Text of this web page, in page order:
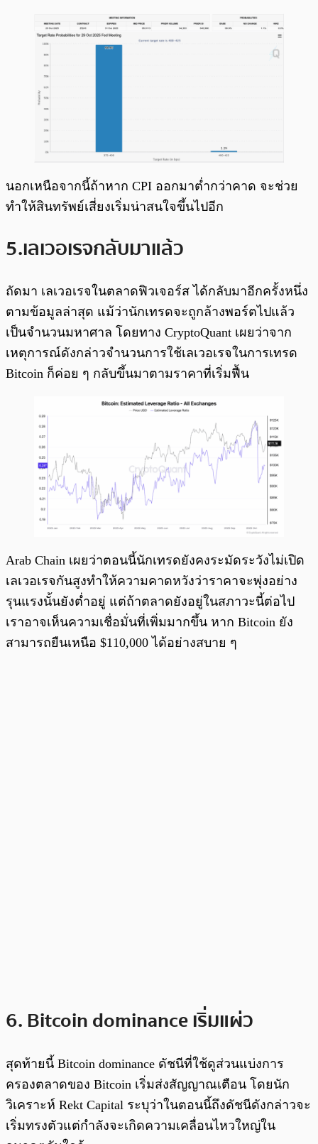
นอกเหนือจากนี้ถ้าหาก CPI ออกมาต่ำกว่าคาด จะช่วย
ทำให้สินทรัพย์เสี่ยงเริ่มน่าสนใจขึ้นไปอีก
5.เลเวอเรจกลับมาแล้ว
ถัดมา เลเวอเรจในตลาดฟิวเจอร์ส ได้กลับมาอีกครั้งหนึ่ง
ตามข้อมูลล่าสุด แม้ว่านักเทรดจะถูกล้างพอร์ตไปแล้ว
เป็นจำนวนมหาศาล โดยทาง CryptoQuant เผยว่าจาก
เหตุการณ์ดังกล่าวจำนวนการใช้เลเวอเรจในการเทรด
Bitcoin ก็ค่อย ๆ กลับขึ้นมาตามราคาที่เริ่มฟื้น
Arab Chain เผยว่าตอนนี้นักเทรดยังคงระมัดระวังไม่เปิด
เลเวอเรจกันสูงทำให้ความคาดหวังว่าราคาจะพุ่งอย่าง
รุนแรงนั้นยังต่ำอยู่ แต่ถ้าตลาดยังอยู่ในสภาวะนี้ต่อไป
เราอาจเห็นความเชื่อมั่นที่เพิ่มมากขึ้น หาก Bitcoin ยัง
สามารถยืนเหนือ $110,000 ได้อย่างสบาย ๆ
6. Bitcoin dominance เริ่มแผ่ว
สุดท้ายนี้ Bitcoin dominance ดัชนีที่ใช้ดูส่วนแบ่งการ
ครองตลาดของ Bitcoin เริ่มส่งสัญญาณเตือน โดยนัก
วิเคราะห์ Rekt Capital ระบุว่าในตอนนี้ถึงดัชนีดังกล่าวจะ
เริ่มทรงตัวแต่กำลังจะเกิดความเคลื่อนไหวใหญ่ใน